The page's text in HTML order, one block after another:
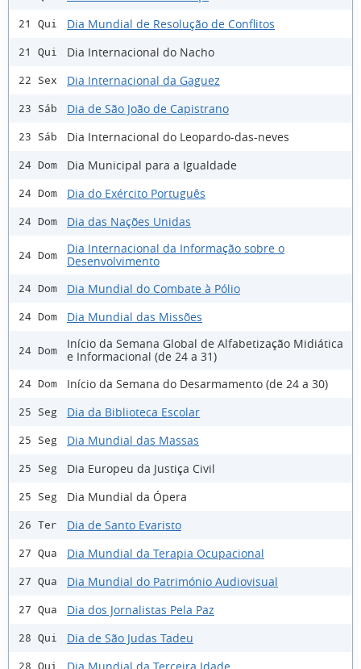
21 Qui Dia Mundial de Resolução de Conflitos
21 Qui Dia Internacional do Nacho
22 Sex Dia Internacional da Gaguez
23 Sáb Dia de São João de Capistrano
23 Sáb Dia Internacional do Leopardo-das-neves
24 Dom Dia Municipal para a Igualdade
24 Dom Dia do Exército Português
24 Dom Dia das Nações Unidas
24 Dom
Dia Internacional da Informação sobre o
Desenvolvimento
24 Dom Dia Mundial do Combate à Pólio
24 Dom Dia Mundial das Missões
24 Dom
Início da Semana Global de Alfabetização Midiática
e Informacional (de 24 a 31)
24 Dom Início da Semana do Desarmamento (de 24 a 30)
25 Seg Dia da Biblioteca Escolar
25 Seg Dia Mundial das Massas
25 Seg Dia Europeu da Justiça Civil
25 Seg Dia Mundial da Ópera
26 Ter Dia de Santo Evaristo
27 Qua Dia Mundial da Terapia Ocupacional
27 Qua Dia Mundial do Património Audiovisual
27 Qua Dia dos Jornalistas Pela Paz
28 Qui Dia de São Judas Tadeu
28 Qui